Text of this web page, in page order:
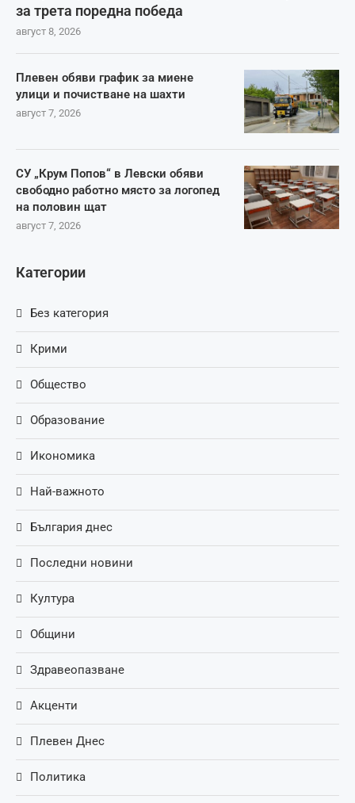
за трета поредна победа
август 8, 2026
Плевен обяви график за миене
улици и почистване на шахти
август 7, 2026
СУ „Крум Попов“ в Левски обяви
свободно работно място за логопед
на половин щат
август 7, 2026
Категории
Без категория
Крими
Общество
Образование
Икономика
Най-важното
България днес
Последни новини
Култура
Общини
Здравеопазване
Акценти
Плевен Днес
Политика